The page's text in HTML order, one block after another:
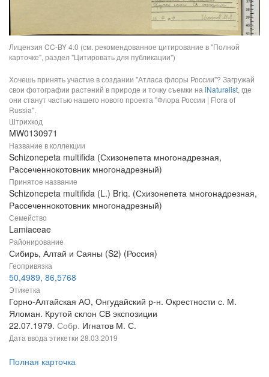
Лицензия CC-BY 4.0 (см. рекомендованное цитирование в "Полной
карточке", раздел "Цитировать для публикации")
Хочешь принять участие в создании "Атласа флоры России"? Загружай
свои фотографии растений в природе и точку съемки наiNaturalist, где
они станут частью нашего нового проекта "Флора России | Flora of
Russia".
Штрихкод
MW0130971
Название в коллекции
Schizonepeta multifida (Схизонепета многонадрезная,
Рассеченнокотовник многонадрезный)
Принятое название
Schizonepeta multifida (L.) Briq. (Схизонепета многонадрезная,
Рассеченнокотовник многонадрезный)
Семейство
Lamiaceae
Районирование
Сибирь, Алтай и Саяны (S2) (Россия)
Геопривязка
50,4989, 86,5768
Этикетка
Горно-Алтайская АО, Онгудайский р-н. Окрестности с. М.
Яломан. Крутой склон СВ экспозиции
22.07.1979. Собр. Игнатов М. С.
Дата ввода этикетки 28.03.2019
Полная карточка